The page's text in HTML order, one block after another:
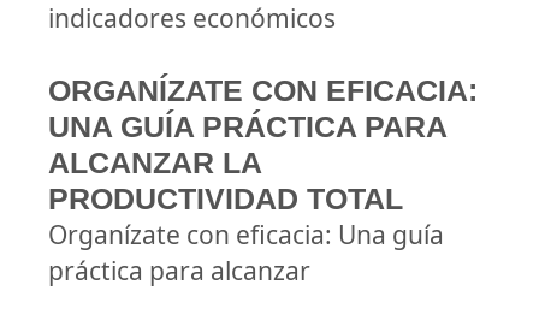
indicadores económicos
ORGANÍZATE CON EFICACIA:
UNA GUÍA PRÁCTICA PARA
ALCANZAR LA
PRODUCTIVIDAD TOTAL
Organízate con eficacia: Una guía
práctica para alcanzar